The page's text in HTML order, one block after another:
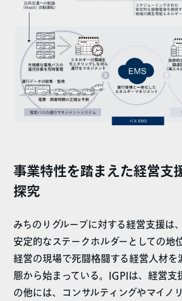
事業特性を踏まえた経営支
探究
みちのりグループに対する経営支援は
安定的なステークホルダーとしての地
経営の現場で死闘格闘する経営人材を
態から始まっている。IGPIは、経営支
の他には、コンサルティングやマイノ